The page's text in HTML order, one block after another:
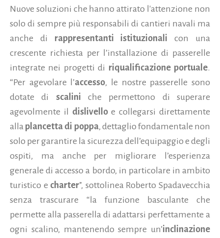
Nuove soluzioni che hanno attirato l'attenzione non
solo di sempre più responsabili di cantieri navali ma
anche di rappresentanti istituzionali con una
crescente richiesta per l’installazione di passerelle
integrate nei progetti di riqualificazione portuale.
“Per agevolare l’accesso, le nostre passerelle sono
dotate di
scalini che permettono di superare
agevolmente il dislivelloe collegarsi direttamente
alla plancetta di poppa, dettaglio fondamentale non
solo per garantire la sicurezza dell’equipaggio e degli
ospiti, ma anche per migliorare l’esperienza
generale di accesso a bordo, in particolare in ambito
turistico e charter”, sottolinea Roberto Spadavecchia
senza trascurare “la funzione basculante che
permette alla passerella di adattarsi perfettamente a
ogni scalino, mantenendo sempre un’inclinazione